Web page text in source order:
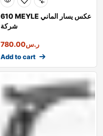
610 MEYLE عكس يسار الماني
شركة
ر.س780.00
Add to cart